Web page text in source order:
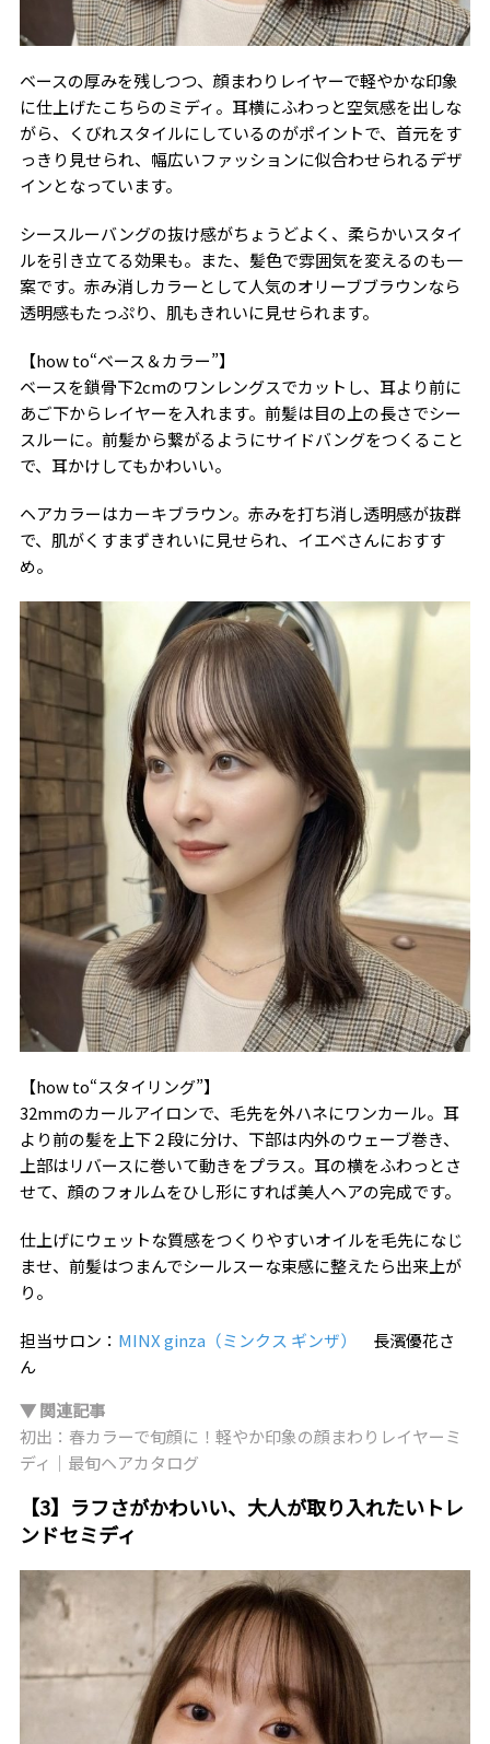
ベースの厚みを残しつつ、顔まわりレイヤーで軽やかな印象
に仕上げたこちらのミディ。耳横にふわっと空気感を出しな
がら、くびれスタイルにしているのがポイントで、首元をす
っきり見せられ、幅広いファッションに似合わせられるデザ
インとなっています。
シースルーバングの抜け感がちょうどよく、柔らかいスタイ
ルを引き立てる効果も。また、髪色で雰囲気を変えるのも一
案です。赤み消しカラーとして人気のオリーブブラウンなら
透明感もたっぷり、肌もきれいに見せられます。
【how to“ベース＆カラー”】
ベースを鎖骨下2cmのワンレングスでカットし、耳より前に
あご下からレイヤーを入れます。前髪は目の上の長さでシー
スルーに。前髪から繋がるようにサイドバングをつくること
で、耳かけしてもかわいい。
ヘアカラーはカーキブラウン。赤みを打ち消し透明感が抜群
で、肌がくすまずきれいに見せられ、イエベさんにおすす
め。
【how to“スタイリング”】
32mmのカールアイロンで、毛先を外ハネにワンカール。耳
より前の髪を上下２段に分け、下部は内外のウェーブ巻き、
上部はリバースに巻いて動きをプラス。耳の横をふわっとさ
せて、顔のフォルムをひし形にすれば美人ヘアの完成です。
仕上げにウェットな質感をつくりやすいオイルを毛先になじ
ませ、前髪はつまんでシールスーな束感に整えたら出来上が
り。
担当サロン： MINX ginza（ミンクス ギンザ）
長濱優花さ
ん
▼ 関連記事
初出：春カラーで旬顔に！軽やか印象の顔まわりレイヤーミ
ディ｜最旬ヘアカタログ
【3】ラフさがかわいい、大人が取り入れたいトレ
ンドセミディ